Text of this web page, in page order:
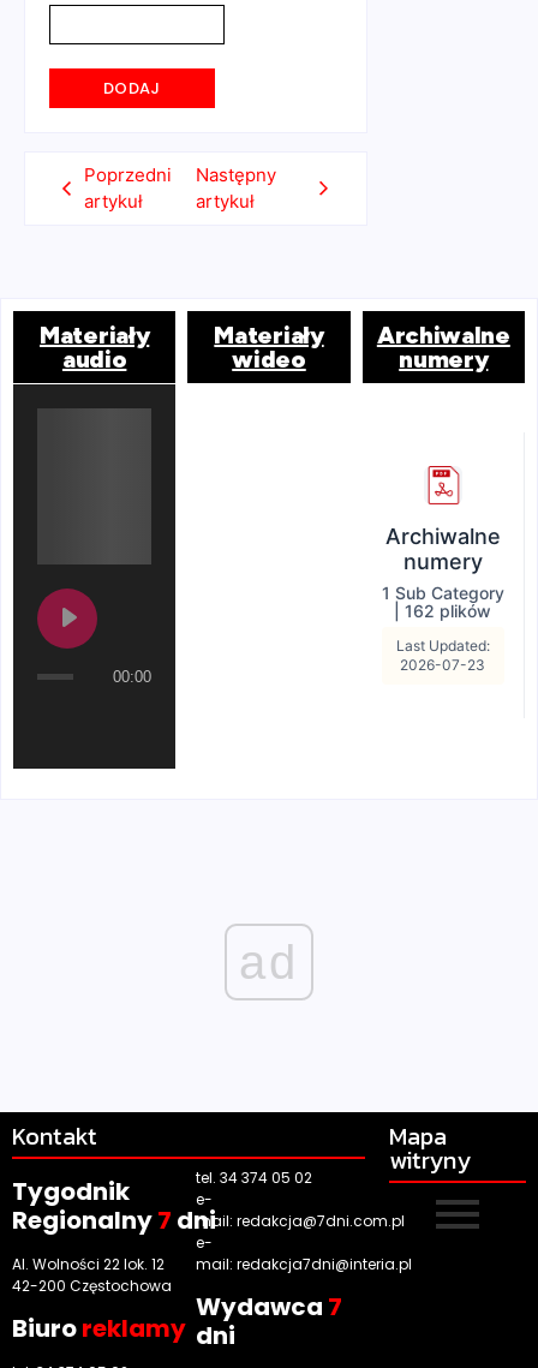
Poprzedni
artykuł
Następny
artykuł
Materiały
audio
00:00
Materiały
wideo
Archiwalne
numery
Archiwalne
numery
1 Sub Category
162 plików
Last Updated:
2026-07-23
ad
Kontakt
Tygodnik
Regionalny7 dni
Al. Wolności 22 lok. 12
42-200 Częstochowa
Biuroreklamy
tel. 34 374 05 02
e-
mail: redakcja@7dni.com.pl
e-
mail: redakcja7dni@interia.pl
Wydawca 7
dni
Mapa
witryny